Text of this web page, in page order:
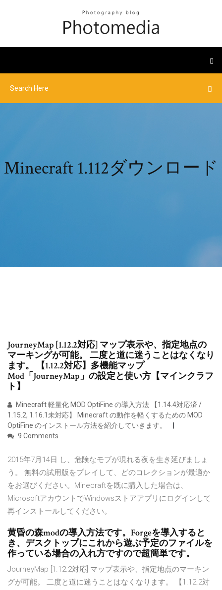
Minecraft 1.112ダウンロード
JourneyMap [1.12.2対応] マップ表示や、指定地点の
マーキングが可能。 二度と道に迷うことはなくなり
ます。 【1.12.2対応】多機能マップ
Mod「JourneyMap」の設定と使い方【マインクラフ
ト】
Minecraft 軽量化 MOD OptiFine の導入方法 【1.14.4対応済 /
1.15.2, 1.16.1未対応】 Minecraft の動作を軽くするための MOD
OptiFine のインストール方法を紹介していきます。
9 Comments
2015年7月14日 し、危険なモブが現れる夜を生き延びましょ
う。 無料の試用版をプレイして、どのコレクションが最適か
をお選びください。Minecraftを既に購入した場合は、
MicrosoftアカウントでWindowsストアアプリにログインして
再インストールしてください。
黄昏の森modの導入方法です。Forgeを導入すると
き、デスクトップにこれから遊ぶ予定のファイルを
作っている場合の入れ方ですので超簡単です。
JourneyMap [1.12.2対応] マップ表示や、指定地点のマーキン
グが可能。 二度と道に迷うことはなくなります。 【1.12.2対